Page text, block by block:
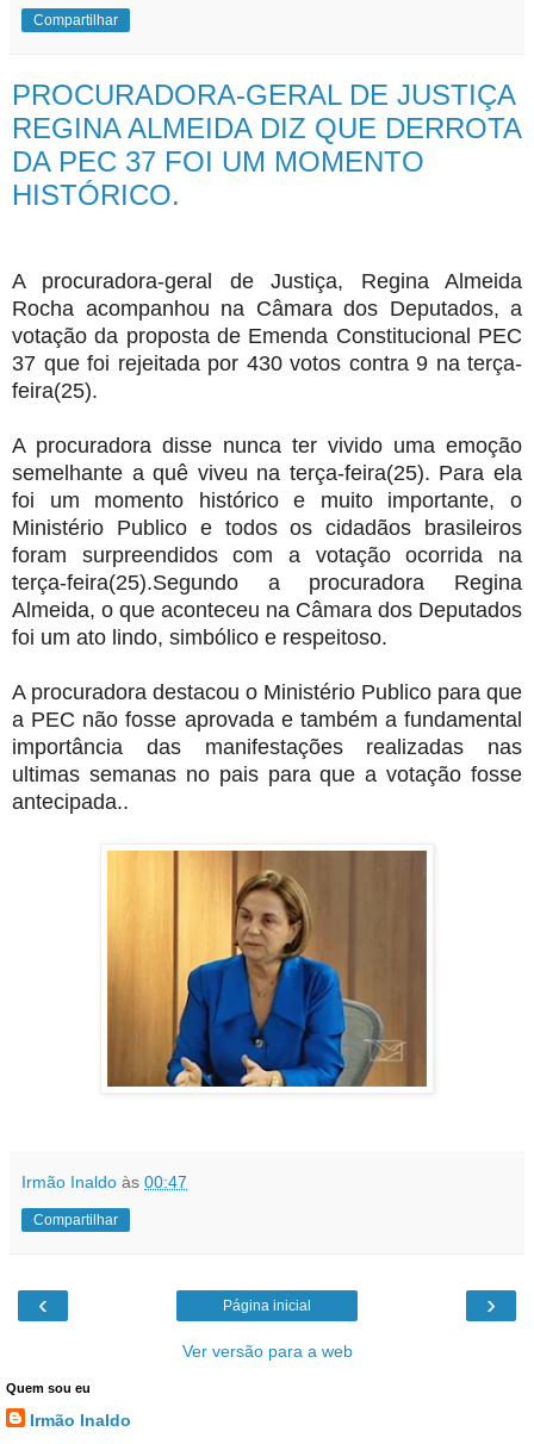
Compartilhar
PROCURADORA-GERAL DE JUSTIÇA
REGINA ALMEIDA DIZ QUE DERROTA
DA PEC 37 FOI UM MOMENTO
HISTÓRICO.
A procuradora-geral de Justiça, Regina Almeida
Rocha acompanhou na Câmara dos Deputados, a
votação da proposta de Emenda Constitucional PEC
37 que foi rejeitada por 430 votos contra 9 na terça-
feira(25).
A procuradora disse nunca ter vivido uma emoção
semelhante a quê viveu na terça-feira(25). Para ela
foi um momento histórico e muito importante, o
Ministério Publico e todos os cidadãos brasileiros
foram surpreendidos com a votação ocorrida na
terça-feira(25).Segundo a procuradora Regina
Almeida, o que aconteceu na Câmara dos Deputados
foi um ato lindo, simbólico e respeitoso.
A procuradora destacou o Ministério Publico para que
a PEC não fosse aprovada e também a fundamental
importância das manifestações realizadas nas
ultimas semanas no pais para que a votação fosse
antecipada..
Irmão Inaldo às 00:47
Compartilhar
‹ ›
Página inicial
Ver versão para a web
Quem sou eu
Irmão Inaldo